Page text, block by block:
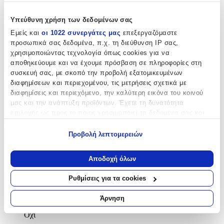
Υπεύθυνη χρήση των δεδομένων σας
Εμείς και οι 1022 συνεργάτες μας επεξεργαζόμαστε
προσωπικά σας δεδομένα, π.χ. τη διεύθυνση IP σας,
χρησιμοποιώντας τεχνολογία όπως cookies για να
αποθηκεύουμε και να έχουμε πρόσβαση σε πληροφορίες στη
συσκευή σας, με σκοπό την προβολή εξατομικευμένων
διαφημίσεων και περιεχομένου, τις μετρήσεις σχετικά με
διαφημίσεις και περιεχόμενο, την καλύτερη εικόνα του κοινού
μας και την ανάπτυξη προϊόντων. Έχετε τη δυνατότητα
Να συλλέξουμε πληροφορίες σχετικά με τη γεωγραφική
σας τοποθεσία, οι οποίες μπορεί να είναι ακριβείς σε
απόσταση μερικών μέτρων
Να αναγνωρίσουμε τη συσκευή σας σαρώνοντας ενεργά
για συγκεκριμένα χαρακτηριστικά (δακτυλικό αποτύπωμα)
Μάθετε περισσότερα σχετικά με τον τρόπο επεξεργασίας των
προσωπικών σας δεδομένων και καθορίστε τις προτιμήσεις σας
Προβολή λεπτομερειών
Αποδοχή όλων
Ρυθμίσεις για τα cookies
Άρνηση
Χαρακτηριστικά
Κατασκευαστής:
Senza
Βασικά Χαρακτηριστικά
Χρώμα Υλικού:
Επιχρυσωμένα
Όχι